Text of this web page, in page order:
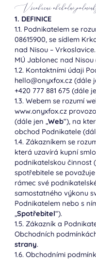
Všeobecné obchodní
1. DEFINICE
1.1. Podnikatelem se
08615900, se sídlem
nad Nisou –
MÚ Jablonec nad Nisou
1.2. Kontaktními údaji
hello@onyxfox.cz (dále
+420 777 881 675 (dále
1.3. Webem se rozumí
www.onyxfox.cz
(dále jen „Web“), na
obchod Podnikatele
1.4. Zákazníkem se
která uzavírá kupní
podnikatelskou činnost
spotřebitele se
rámec své
samostatného výkonu
Podnikatelem nebo s
„Spotřebitel“).
1.5. Zákazník a
Obchodních
strany.
1.6. Obchodními